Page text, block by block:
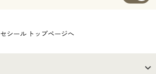
セシール トップページへ